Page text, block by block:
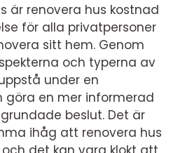
är renovera hus kostnad
för alla privatpersoner
sitt hem. Genom
och typerna av
under en
göra en mer informerad
beslut. Det är
ihåg att renovera hus